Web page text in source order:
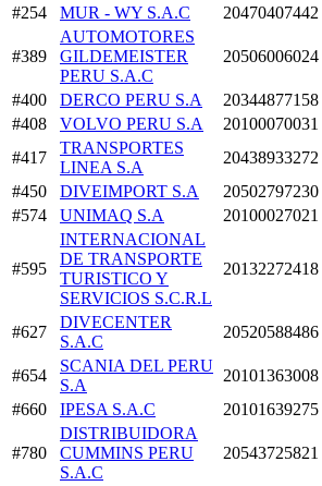
#254 MUR - WY S.A.C 20470407442
#389
AUTOMOTORES
GILDEMEISTER
PERU S.A.C
20506006024
#400 DERCO PERU S.A 20344877158
#408
VOLVO PERU S.A 20100070031
#417
TRANSPORTES
LINEA S.A
20438933272
#450
DIVEIMPORT S.A 20502797230
#574
UNIMAQ S.A 20100027021
#595
INTERNACIONAL
DE TRANSPORTE
TURISTICO Y
SERVICIOS S.C.R.L
20132272418
#627
DIVECENTER
S.A.C
20520588486
#654
SCANIA DEL PERU
S.A
20101363008
#660
IPESA S.A.C 20101639275
#780
DISTRIBUIDORA
CUMMINS PERU
S.A.C
20543725821